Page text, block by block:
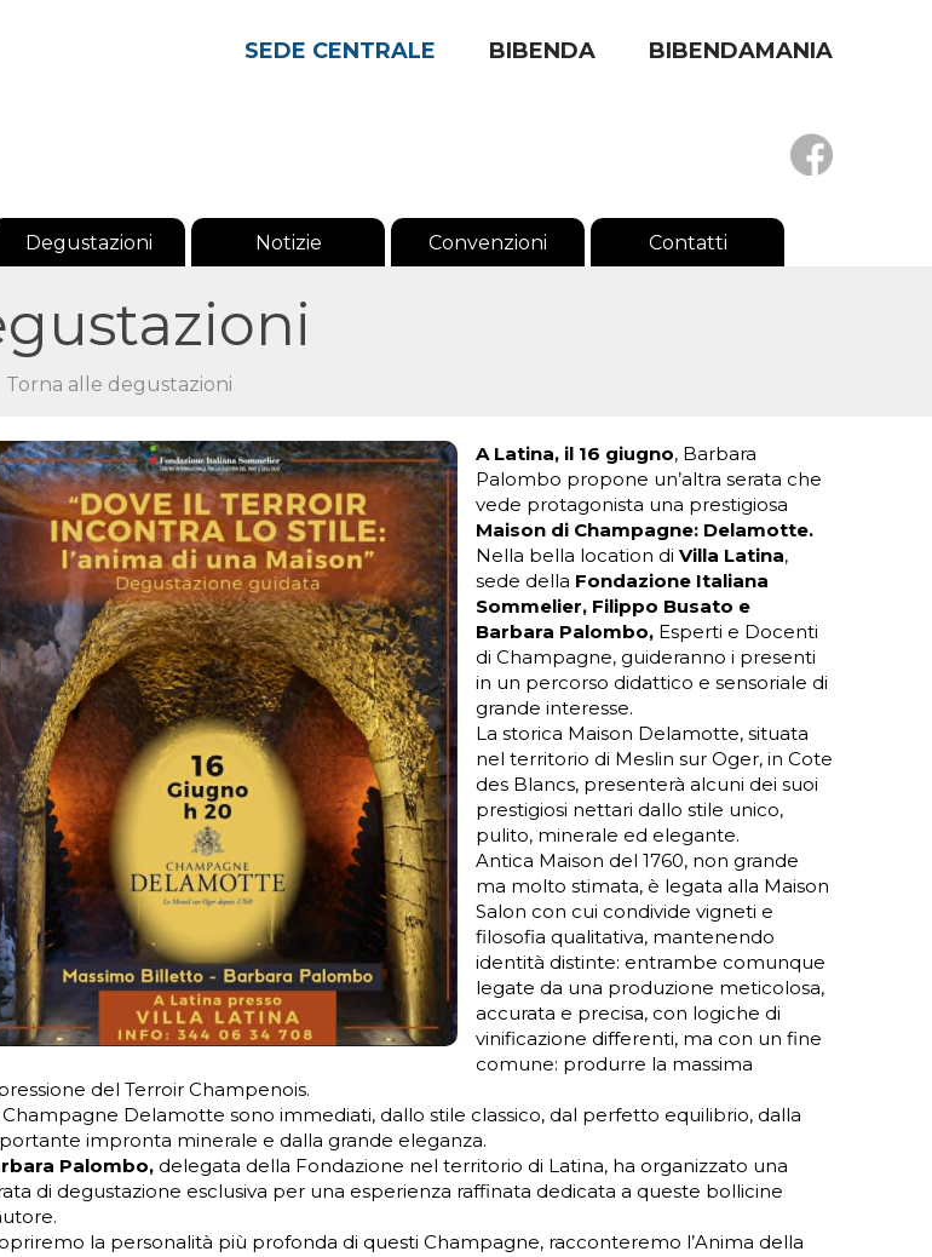
Degustazioni Notizie Convenzioni Contatti
SEDE CENTRALE BIBENDA BIBENDAMANIA
Torna alle degustazioni
A Latina, il 16 giugno, Barbara
Palombo propone un’altra serata che
vede protagonista una prestigiosa
Maison di Champagne: Delamotte.
Nella bella location di Villa Latina,
sede della Fondazione Italiana
Sommelier, Filippo Busato e
Barbara Palombo,Esperti e Docenti
di Champagne, guideranno i presenti
in un percorso didattico e sensoriale di
grande interesse.
La storica Maison Delamotte, situata
nel territorio di Meslin sur Oger, in Cote
des Blancs, presenterà alcuni dei suoi
prestigiosi nettari dallo stile unico,
pulito, minerale ed elegante.
Antica Maison del 1760, non grande
ma molto stimata, è legata alla Maison
Salon con cui condivide vigneti e
filosofia qualitativa, mantenendo
identità distinte: entrambe comunque
legate da una produzione meticolosa,
accurata e precisa, con logiche di
vinificazione differenti, ma con un fine
comune: produrre la massima
del Terroir Champenois.
Champagne Delamotte sono immediati, dallo stile classico, dal perfetto equilibrio, dalla
impronta minerale e dalla grande eleganza.
Palombo,delegata della Fondazione nel territorio di Latina, ha organizzato una
di degustazione esclusiva per una esperienza raffinata dedicata a queste bollicine
la personalità più profonda di questi Champagne, racconteremo l’Anima della